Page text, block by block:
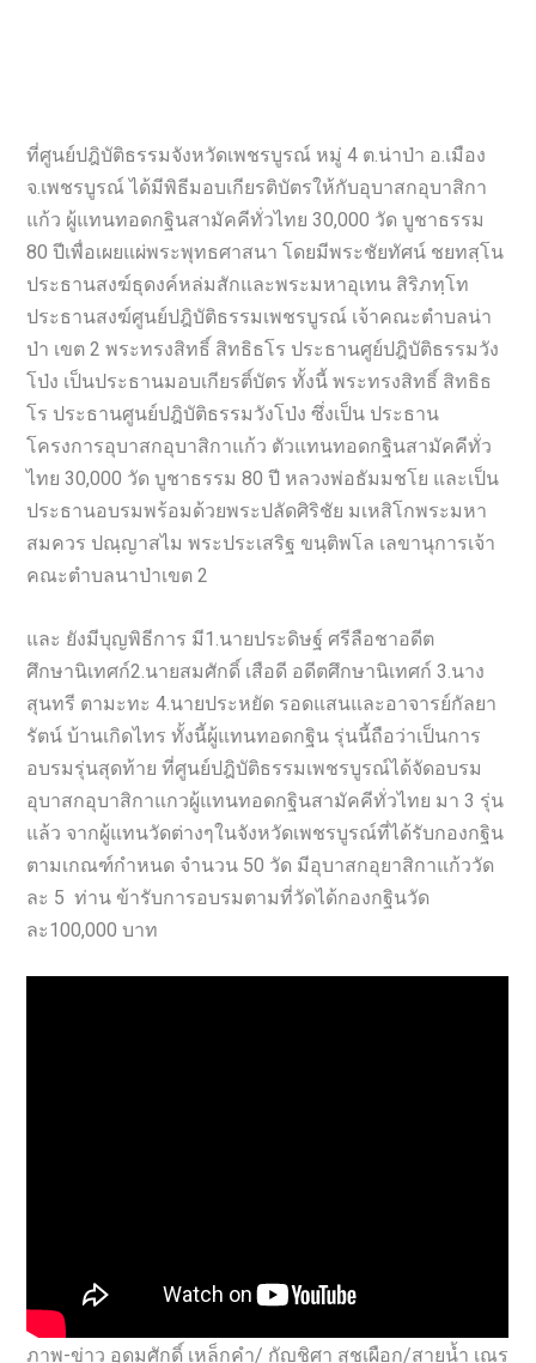
ที่ศูนย์ปฎิบัติธรรมจังหวัดเพชรบูรณ์ หมู่ 4 ต.น่าป่า อ.เมือง
จ.เพชรบูรณ์ ได้มีพิธีมอบเกียรติบัตรให้กับอุบาสกอุบาสิกา
แก้ว ผู้แทนทอดกฐินสามัคคีทั่วไทย 30,000 วัด บูชาธรรม
80 ปีเพื่อเผยแผ่พระพุทธศาสนา โดยมีพระชัยทัศน์ ชยทสฺโน
ประธานสงฆ์ธุดงค์หล่มสักและพระมหาอุเทน สิริภทฺโท
ประธานสงฆ์ศูนย์ปฎิบัติธรรมเพชรบูรณ์ เจ้าคณะตำบลน่า
ป่า เขต 2 พระทรงสิทธิ์ สิทธิธโร ประธานศูย์ปฎิบัติธรรมวัง
โป่ง เป็นประธานมอบเกียรติ์บัตร ทั้งนี้ พระทรงสิทธิ์ สิทธิธ
โร ประธานศูนย์ปฎิบัติธรรมวังโป่ง ซึ่งเป็น ประธาน
โครงการอุบาสกอุบาสิกาแก้ว ตัวแทนทอดกฐินสามัคคีทั่ว
ไทย 30,000 วัด บูชาธรรม 80 ปี หลวงพ่อธัมมชโย และเป็น
ประธานอบรมพร้อมด้วยพระปลัดศิริชัย มเหสิโกพระมหา
สมควร ปณฺญาสไม พระประเสริฐ ขนฺติพโล เลขานุการเจ้า
คณะตำบลนาป่าเขต 2
และ ยังมีบุญพิธีการ มี1.นายประดิษฐ์ ศรีลือชาอดีต
ศึกษานิเทศก์2.นายสมศักดิ์ เสือดี อดีตศึกษานิเทศก์ 3.นาง
สุนทรี ตามะทะ 4.นายประหยัด รอดแสนและอาจารย์กัลยา
รัตน์ บ้านเกิดไทร ทั้งนี้ผู้แทนทอดกฐิน รุ่นนี้ถือว่าเป็นการ
อบรมรุ่นสุดท้าย ที่ศูนย์ปฎิบัติธรรมเพชรบูรณ์ได้จัดอบรม
อุบาสกอุบาสิกาแกวผู้แทนทอดกฐินสามัคคีทั่วไทย มา 3 รุ่น
แล้ว จากผู้แทนวัดต่างๆในจังหวัดเพชรบูรณ์ที่ได้รับกองกฐิน
ตามเกณฑ์กำหนด จำนวน 50 วัด มีอุบาสกอุยาสิกาแก้ววัด
ละ 5 ท่าน ข้ารับการอบรมตามที่วัดได้กองกฐินวัด
ละ100,000 บาท
ภาพ-ข่าว อุดมศักดิ์ เหล็กคำ/ กัญชิศา สุชเผือก/สายน้ำ เณร